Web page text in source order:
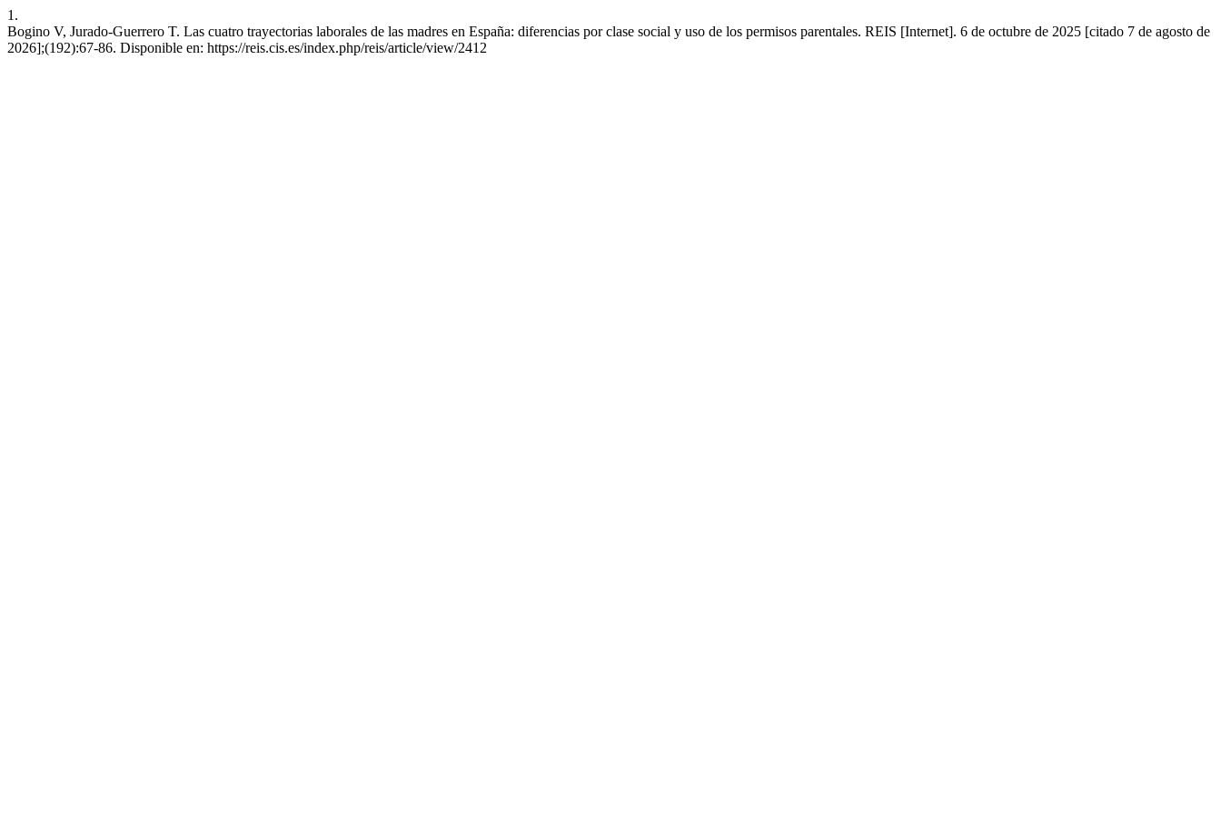
1.
Bogino V, Jurado-Guerrero T. Las cuatro trayectorias laborales de las madres en España: diferencias por clase social y uso de los permisos parentales. REIS [Internet]. 6 de octubre de 2025 [citado 7 de agosto de
2026];(192):67-86. Disponible en: https://reis.cis.es/index.php/reis/article/view/2412